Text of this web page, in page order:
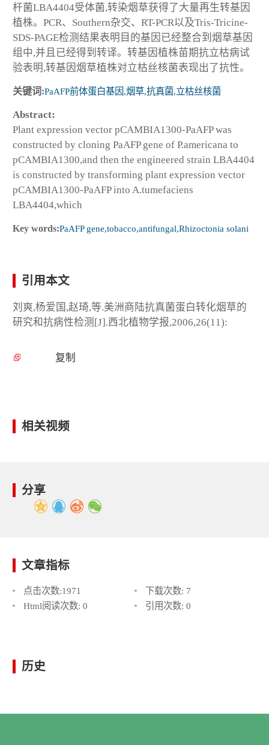
杆菌LBA4404受体菌,转染烟草获得了大量再生转基因
植株。PCR、Southern杂交、RT-PCR以及Tris-Tricine-
SDS-PAGE检测结果表明目的基因已经整合到烟草基因
组中,并且已经得到转译。转基因植株苗期抗立枯病试
验表明,转基因烟草植株对立枯丝核菌表现出了抗性。
关键词:PaAFP前体蛋白基因,烟草,抗真菌,立枯丝核菌
Abstract:
Plant expression vector pCAMBIA1300-PaAFP was
constructed by cloning PaAFP gene of P.americana to
pCAMBIA1300,and then the engineered strain LBA4404
is constructed by transforming plant expression vector
pCAMBIA1300-PaAFP into A.tumefaciens
LBA4404,which
Key words:PaAFP gene,tobacco,antifungal,Rhizoctonia solani
引用本文
刘爽,杨爱国,赵琦,等.美洲商陆抗真菌蛋白转化烟草的
研究和抗病性检测[J].西北植物学报,2006,26(11):
复制
相关视频
分享
文章指标
点击次数:1971 下载次数: 7
Html阅读次数: 0 引用次数: 0
历史